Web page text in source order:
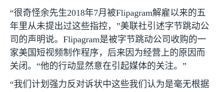
“很奇怪余先生2018年7月被Flipagram解雇以来的五
年里从未提出过这些指控，”美联社引述字节跳动公
司的声明说。 Flipagram是被字节跳动公司收购的一
家美国短视频制作程序，后来因为经营上的原因而
关闭。“他的行动显然意在引起媒体的关注。”
“我们计划强力反对诉状中这些我们认为是毫无根据